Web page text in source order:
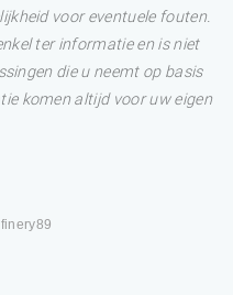
voor eventuele fouten.
ter informatie en is niet
die u neemt op basis
komen altijd voor uw eigen